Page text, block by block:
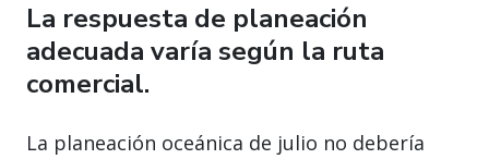
La respuesta de planeación
adecuada varía según la ruta
comercial.
La planeación oceánica de julio no debería